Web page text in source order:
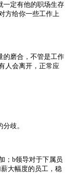
一定有他的职场生存
方给你一些工作上
的磨合，不管是工作
人会离开，正常应
歧。
；b领导对于下属员
大幅度的员工，稳